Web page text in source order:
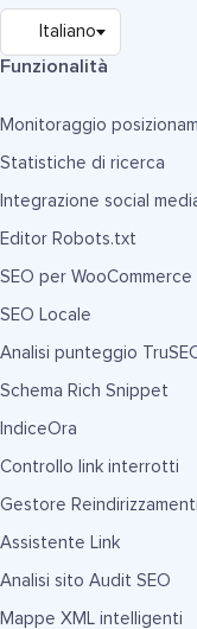
Funzionalità
Monitoraggio
Statistiche di ricerca
Integrazione social
Editor Robots.txt
SEO per WooCommerce
SEO Locale
Analisi punteggio
Schema Rich Snippet
IndiceOra
Controllo link interrotti
Gestore Reindirizzamenti
Assistente Link
Analisi sito Audit SEO
Mappe XML intelligenti